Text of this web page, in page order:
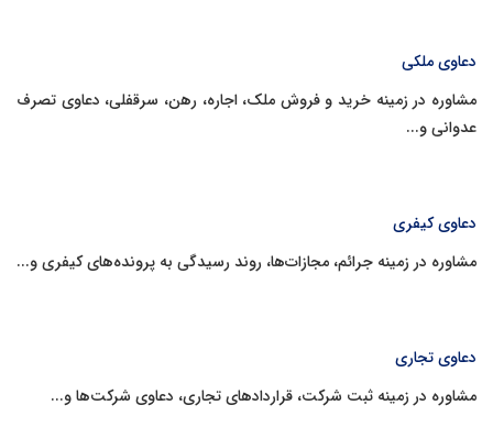
دعاوی ملکی
مشاوره در زمینه خرید و فروش ملک، اجاره، رهن، سرقفلی، دعاوی تصرف
عدوانی و...
دعاوی کیفری
مشاوره در زمینه جرائم، مجازات‌ها، روند رسیدگی به پرونده‌های کیفری و...
دعاوی تجاری
مشاوره در زمینه ثبت شرکت، قراردادهای تجاری، دعاوی شرکت‌ها و...